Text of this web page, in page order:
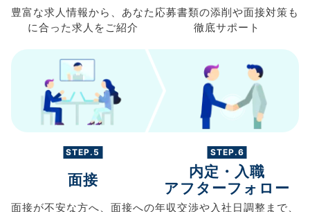
豊富な求人情報から、 あなた
に合った求人を ご紹介
応募書類の添削や面接対策も
徹底サポート
STEP.5
面接
面接が不安な方へ、 面接への
STEP.6
内定・入職
アフターフォロー
年収交渉や入社日調整まで、